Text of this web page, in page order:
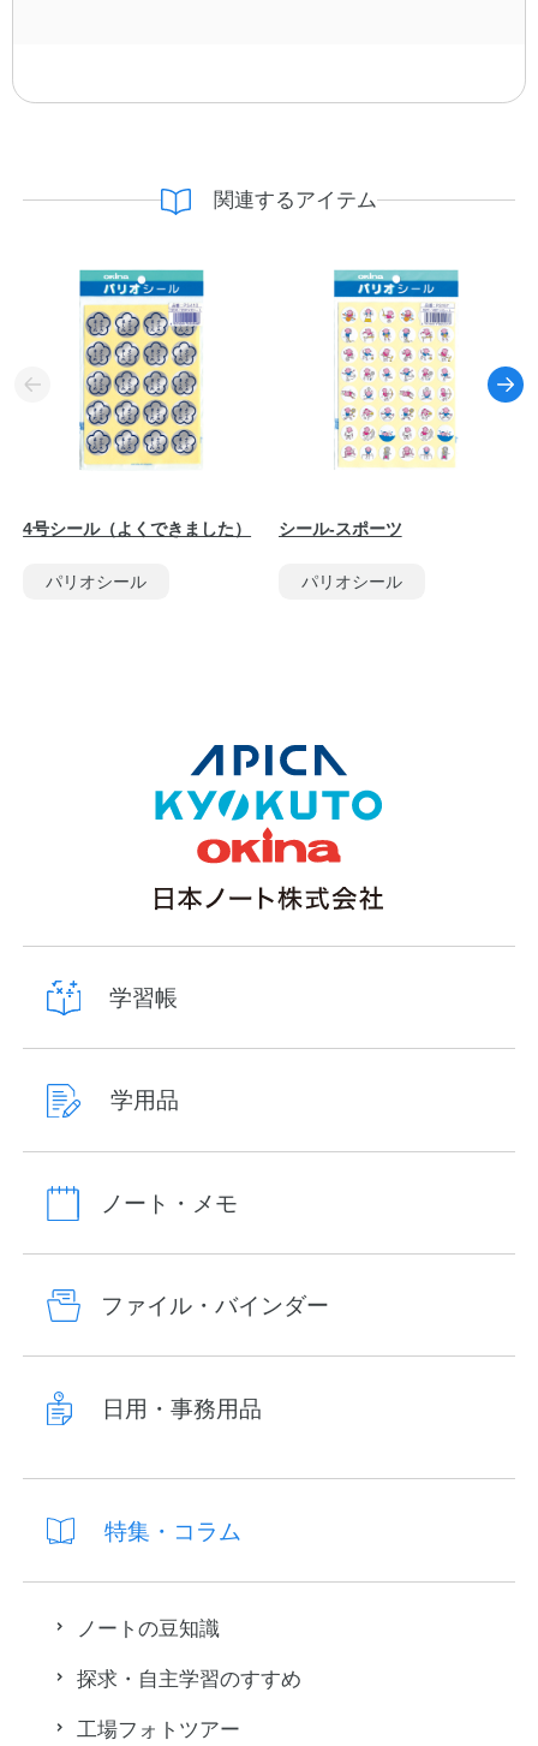
関連するアイテム
4号シール（よくできました）
パリオシール
シール-スポーツ
パリオシール
学習帳
学用品
ノート・メモ
ファイル・バインダー
日用・事務用品
特集・コラム
ノートの豆知識
探求・自主学習のすすめ
工場フォトツアー